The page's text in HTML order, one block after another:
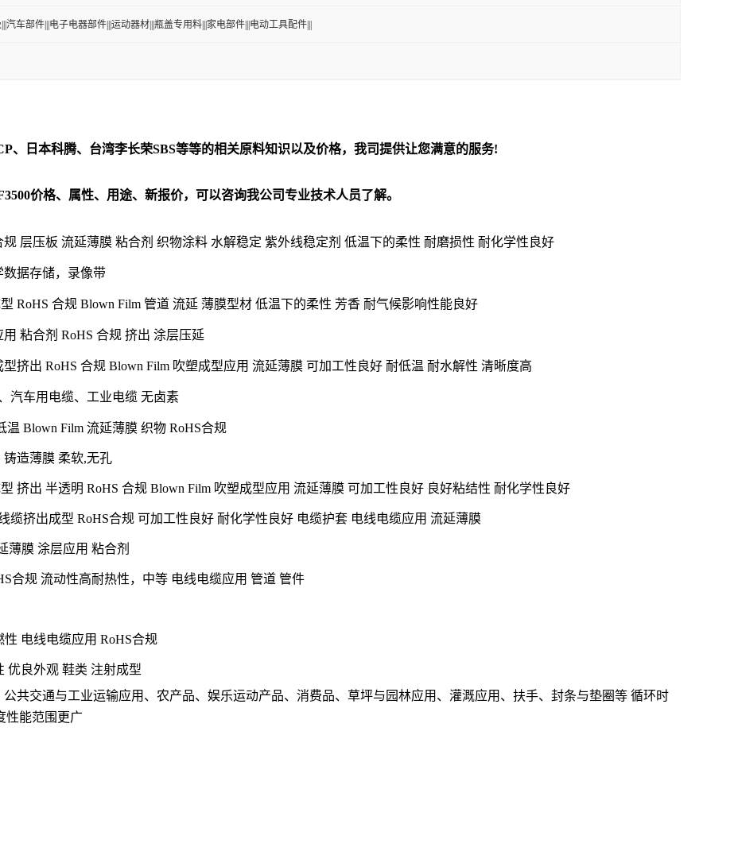
汽车部件|||电子电器部件|||运动器材|||瓶盖专用料|||家电部件|||电动工具配件|||
、日本科腾、台湾李长荣SBS等等的相关原料知识以及价格，我司提供让您满意的服务!
价格、属性、用途、新报价，可以咨询我公司专业技术人员了解。
层压板 流延薄膜 粘合剂 织物涂料 水解稳定 紫外线稳定剂 低温下的柔性 耐磨损性 耐化学性良好
数据存储，录像带
RoHS 合规 Blown Film 管道 流延 薄膜型材 低温下的柔性 芳香 耐气候影响性能良好
粘合剂 RoHS 合规 挤出 涂层压延
挤出 RoHS 合规 Blown Film 吹塑成型应用 流延薄膜 可加工性良好 耐低温 耐水解性 清晰度高
汽车用电缆、工业电缆 无卤素
温 Blown Film 流延薄膜 织物 RoHS合规
铸造薄膜 柔软,无孔
挤出 半透明 RoHS 合规 Blown Film 吹塑成型应用 流延薄膜 可加工性良好 良好粘结性 耐化学性良好
缆挤出成型 RoHS合规 可加工性良好 耐化学性良好 电缆护套 电线电缆应用 流延薄膜
薄膜 涂层应用 粘合剂
合规 流动性高耐热性，中等 电线电缆应用 管道 管件
电线电缆应用 RoHS合规
优良外观 鞋类 注射成型
共交通与工业运输应用、农产品、娱乐运动产品、消费品、草坪与园林应用、灌溉应用、扶手、封条与垫圈等 循环时
性能范围更广